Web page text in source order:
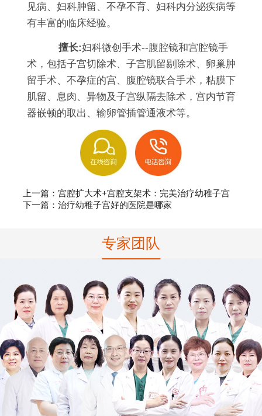
见病、妇科肿留、不孕不育、妇科内分泌疾病等
有丰富的临床经验。
擅长:妇科微创手术--腹腔镜和宫腔镜手
术，包括子宫切除术、子宫肌留剔除术、卵巢肿
留手术、不孕症的宫、腹腔镜联合手术，粘膜下
肌留、息肉、异物及子宫纵隔去除术，宫内节育
器嵌顿的取出、输卵管插管通液术等。
上一篇： 宫腔扩大术+宫腔支架术：完美治疗幼稚子宫
下一篇： 治疗幼稚子宫好的医院是哪家
专家团队